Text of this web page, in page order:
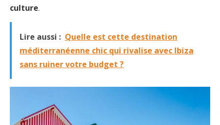
culture.
Lire aussi : Quelle est cette destination
méditerranéenne chic qui rivalise avec Ibiza
sans ruiner votre budget ?